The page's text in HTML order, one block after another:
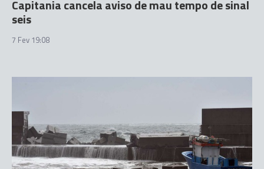
Capitania cancela aviso de mau tempo de sinal
seis
7 Fev 19:08